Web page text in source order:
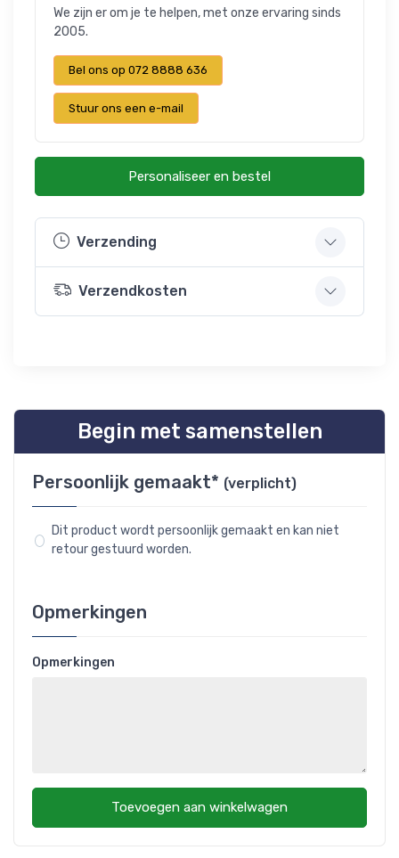
We zijn er om je te helpen, met onze ervaring sinds
2005.
Bel ons op 072 8888 636
Stuur ons een e-mail
Personaliseer en bestel
Verzending
Verzendkosten
Begin met samenstellen
Persoonlijk gemaakt* (verplicht)
Dit product wordt persoonlijk gemaakt en kan niet
retour gestuurd worden.
Opmerkingen
Opmerkingen
Toevoegen aan winkelwagen